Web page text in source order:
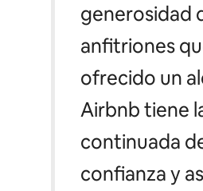
generosidad
anfitriones
ofrecido un
Airbnb tiene
continuada
confianza y